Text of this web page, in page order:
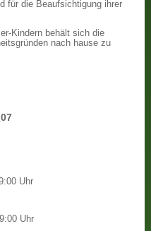
für die Beaufsichtigung ihrer
Kindern behält sich die
nach hause zu
Uhr
Uhr